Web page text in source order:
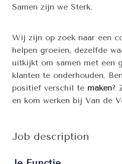
Samen zijn we Sterk.
Wij zijn op zoek naar een
helpen groeien, dezelfde
uitkijkt om samen met een
klanten te onderhouden.
positief verschil te maken?
en kom werken bij Van de
Job description